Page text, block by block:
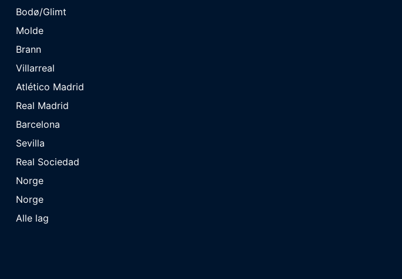
Bodø/Glimt
Molde
Brann
Villarreal
Atlético Madrid
Real Madrid
Barcelona
Sevilla
Real Sociedad
Norge
Norge
Alle lag